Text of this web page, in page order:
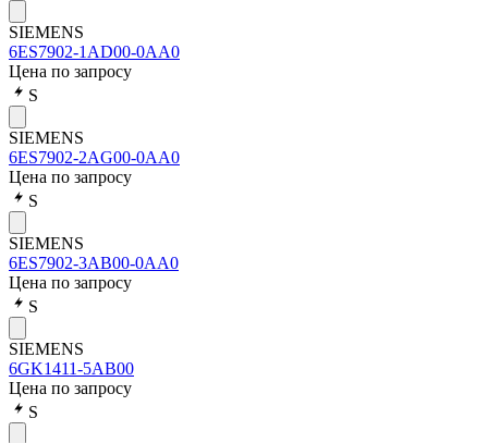
SIEMENS
6ES7902-1AD00-0AA0
Цена по запросу
S
SIEMENS
6ES7902-2AG00-0AA0
Цена по запросу
S
SIEMENS
6ES7902-3AB00-0AA0
Цена по запросу
S
SIEMENS
6GK1411-5AB00
Цена по запросу
S